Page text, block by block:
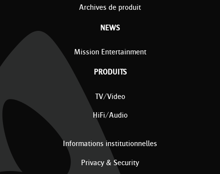
Archives de produit
NEWS
Mission Entertainment
PRODUITS
TV/Video
HiFi/Audio
Informations institutionnelles
Privacy & Security